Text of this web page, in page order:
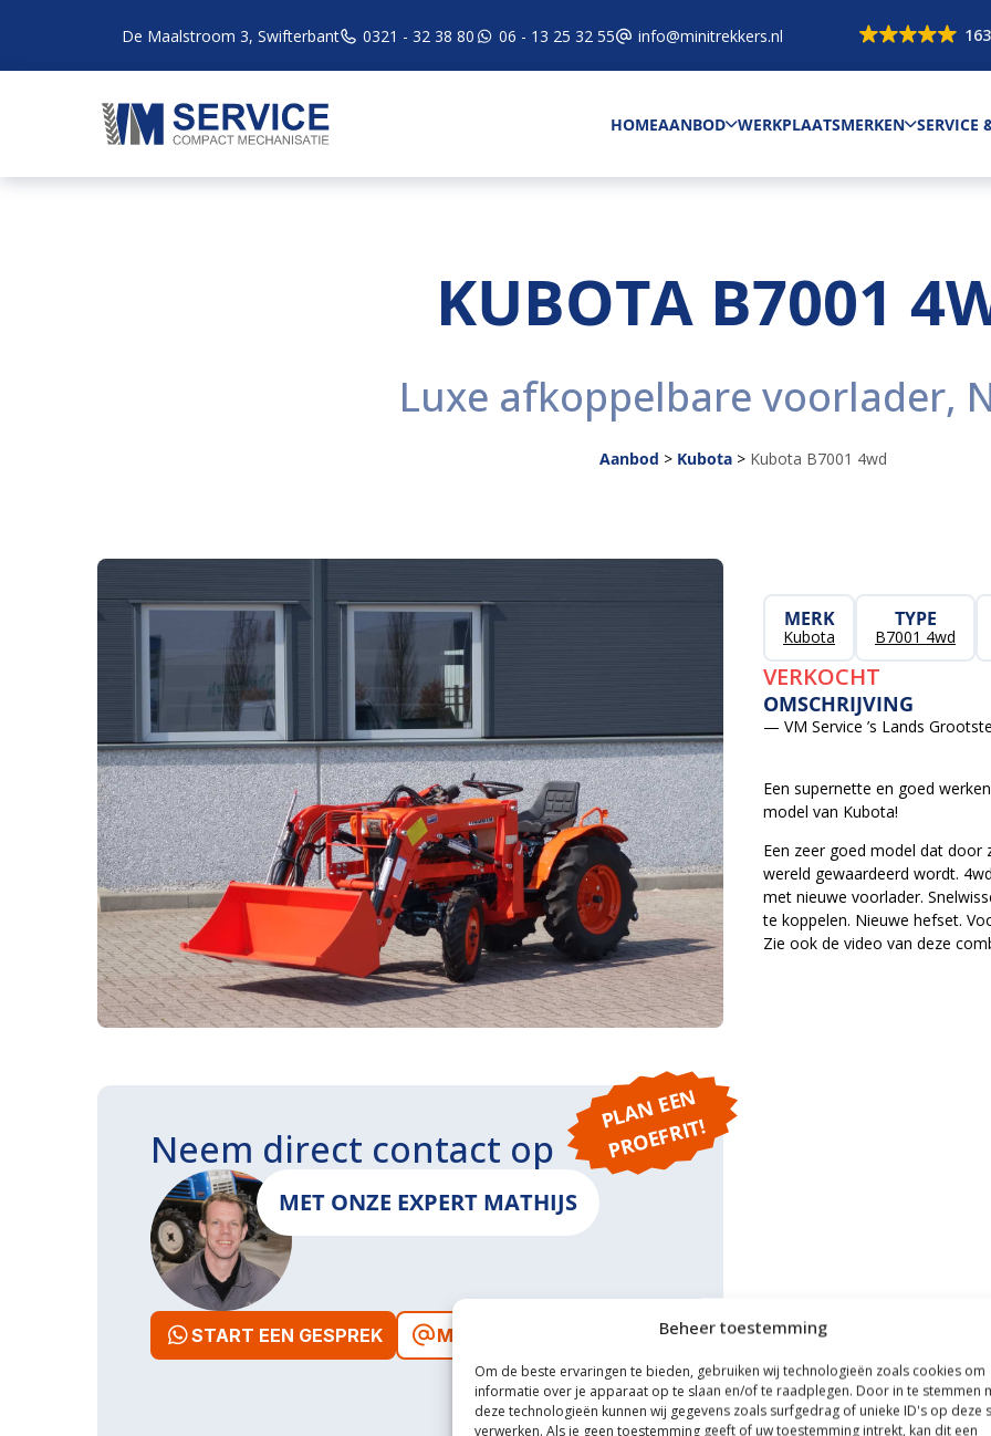
Beheer toestemming
Om de beste ervaringen te bieden, gebruiken wij technologieën zoals cookies om
informatie over je apparaat op te slaan en/of te raadplegen. Door in te stemmen
deze technologieën kunnen wij gegevens zoals surfgedrag of unieke ID's op deze
verwerken. Als je geen toestemming geeft of uw toestemming intrekt, kan dit een
De Maalstroom 3, Swifterbant 0321 - 32 38 80 06 - 13 25 32 55 info@minitrekkers.nl
HOMEAANBOD WERKPLAATSMERKEN SERVICE
KUBOTA B7001
Luxe afkoppelbare voorlader,
Aanbod > Kubota > Kubota B7001 4wd
MERK
Kubota
TYPE
B7001 4wd
VERKOCHT
OMSCHRIJVING
— VM Service ’s Lands
Een supernette en goed
model van Kubota!
Een zeer goed model dat
wereld gewaardeerd wordt.
met nieuwe voorlader.
te koppelen. Nieuwe hefset.
Zie ook de video van deze
P
L
A
N
E
E
N
P
R
O
E
F
RI
T!
Neem direct contact op
MET ONZE EXPERT MATHIJS
START EEN GESPREK MAIL ONS